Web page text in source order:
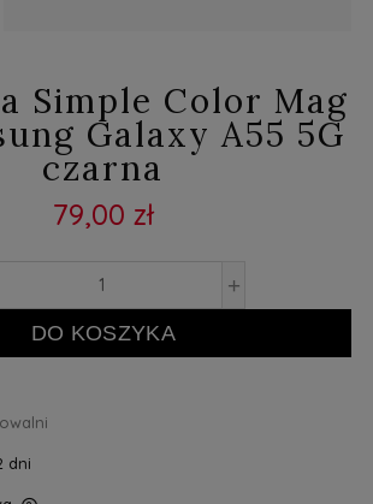
Simple Color Mag
Galaxy A55 5G
czarna
79,00 zł
+
DO KOSZYKA
dni